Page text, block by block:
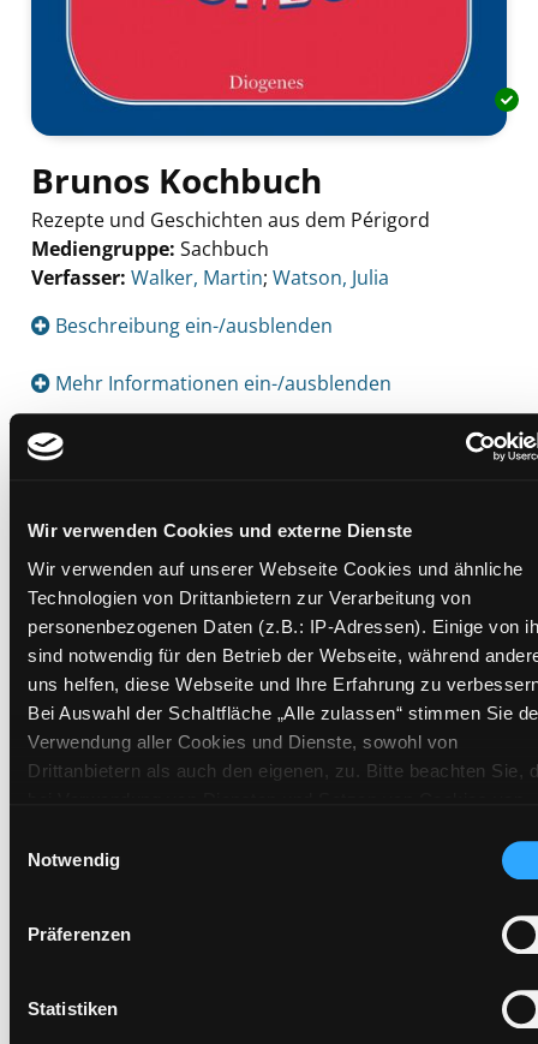
Wir verwenden Cookies und externe Dienste
Wir verwenden auf unserer Webseite Cookies und ähnliche
Technologien von Drittanbietern zur Verarbeitung von
personenbezogenen Daten (z.B.: IP-Adressen). Einige von
sind notwendig für den Betrieb der Webseite, während
uns helfen, diese Webseite und Ihre Erfahrung zu
Bei Auswahl der Schaltfläche „Alle zulassen“ stimmen Sie
Verwendung aller Cookies und Dienste, sowohl von
Drittanbietern als auch den eigenen, zu. Bitte beachten Sie,
(Länder außerhalb des EWR ohne adäquates
Datenschutzniveau) stattfinden kann. In diesem
ausgeschlossen werden. Eine Verarbeitung durch solche
Einwilligung erteilen („Auswahl erlauben“) oder auf die
Schaltfläche „Alle zulassen“ klicken. Unter dem Punkt
Notwendig
Präferenzen
Statistiken
Brunos Kochbuch
Rezepte und Geschichten aus dem Périgord
Mediengruppe: Sachbuch
Verfasser: Suche nach diesem Verfasser
Walker, Martin; Watson, Julia
Beschreibung ein-/ausblenden
Mehr Informationen ein-/ausblenden
Zweigstelle: Süd - Lauzilgasse
Signatur:VL.KRE WAL
Standort 2:
Ausleihe
Status:Verfügbar
Vorbestellungen:0
Mediengruppe: Sachbuch
Frist:
Zweigstelle:
Standort 2: